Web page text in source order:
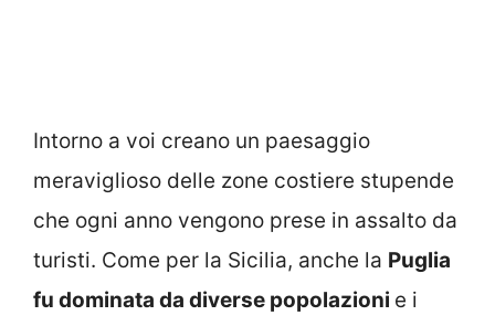
Intorno a voi creano un paesaggio
meraviglioso delle zone costiere stupende
che ogni anno vengono prese in assalto da
turisti. Come per la Sicilia, anche la Puglia
fu dominata da diverse popolazioni e i